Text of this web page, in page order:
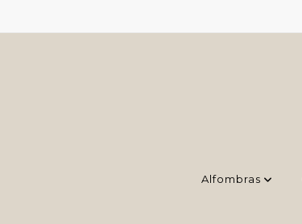
Alfombras